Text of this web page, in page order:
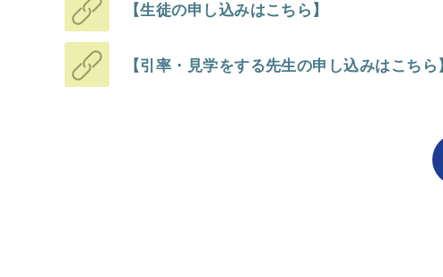
【生徒の申し込みはこちら】
【引率・見学をする先生の申し込みはこちら